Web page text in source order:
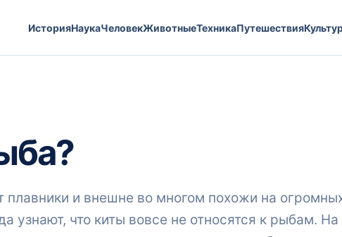
ИсторияНаукаЧеловекЖивотныеТехникаПутешествия
и внешне во многом похожи на
узнают, что киты вовсе не относятся к рыбам. На